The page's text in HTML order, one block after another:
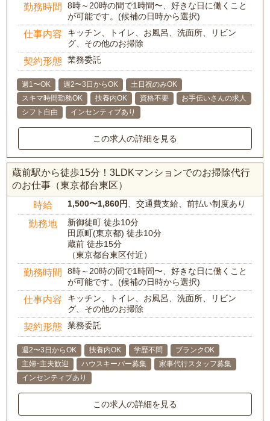
勤務時間
8時～20時の間で1時間〜、好きな日に働くこと
が可能です。(候補の日時から選択)
仕事内容
キッチン、トイレ、お風呂、洗面所、リビン
グ、その他のお掃除
契約形態 業務委託
週1〜OK 週2〜3日からOK
土日祝のみOK
スキマ時間勤務OK
扶養内OK 資格不要
お手伝いさんの求人
シフト自由
インセンティブあり
この求人の詳細を見る
蔵前駅から徒歩15分！3LDKマンションでのお掃除代行
のお仕事（東京都台東区）
時給 1,500〜1,860円 、交通費支給、前払い制度あり
勤務地
新御徒町 徒歩10分
田原町(東京都) 徒歩10分
蔵前 徒歩15分
（東京都台東区付近）
勤務時間
8時～20時の間で1時間〜、好きな日に働くこと
が可能です。(候補の日時から選択)
仕事内容
キッチン、トイレ、お風呂、洗面所、リビン
グ、その他のお掃除
契約形態 業務委託
週2〜3日からOK 扶養内OK 学歴不問
ブランクOK
主婦･主夫歓迎
ハウスキーパー募集
家事代行スタッフ募集
インセンティブあり
この求人の詳細を見る